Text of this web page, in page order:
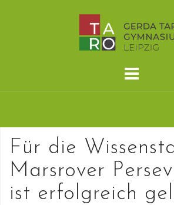
Für die
Marsrover
ist erfolgreich